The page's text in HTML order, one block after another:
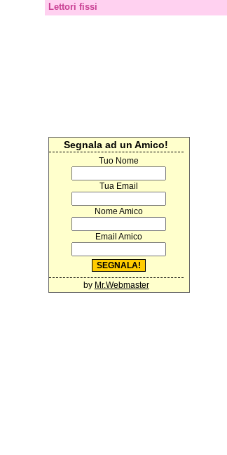
Lettori fissi
Segnala ad un Amico!
Tuo Nome
Tua Email
Nome Amico
Email Amico
by Mr.Webmaster